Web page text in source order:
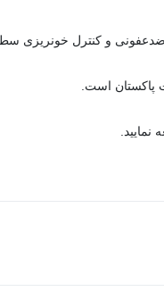
ضدعفونی و کنترل خونریزی
پاکستان است.
نمایید.